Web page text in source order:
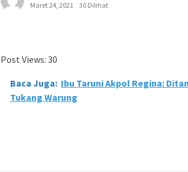
Maret 24, 2021
30 Dilihat
Post Views: 30
Baca Juga: Ibu Taruni Akpol Regina:
Tukang Warung